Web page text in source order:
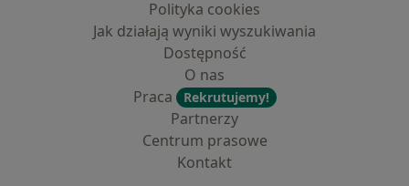
Polityka cookies
Jak działają wyniki wyszukiwania
Dostępność
O nas
Praca
Rekrutujemy!
Partnerzy
Centrum prasowe
Kontakt